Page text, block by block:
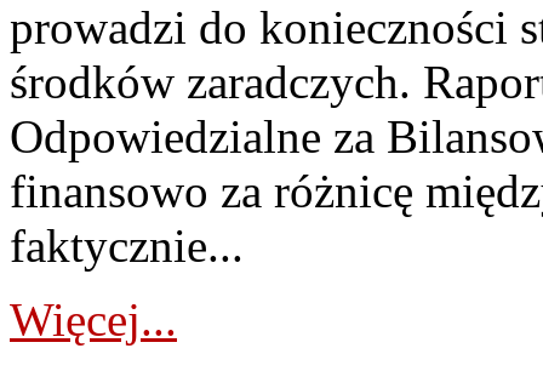
prowadzi do konieczności
środków zaradczych.
Odpowiedzialne za
finansowo za różnicę
faktycznie...
Więcej...